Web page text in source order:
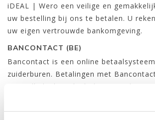
iDEAL | Wero een veilige en
uw bestelling bij ons te betalen. U
uw eigen vertrouwde bankomgeving.
BANCONTACT (BE)
Bancontact is een online
zuiderburen. Betalingen met
zijn volledig beveiligd, door een
Het bedrag is direct van uw rekening
wij krijgen een melding dat uw betaling